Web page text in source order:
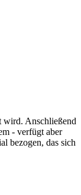
wird. Anschließend
- verfügt aber
bezogen, das sich